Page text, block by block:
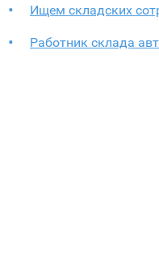
Ищем складских
Работник склада